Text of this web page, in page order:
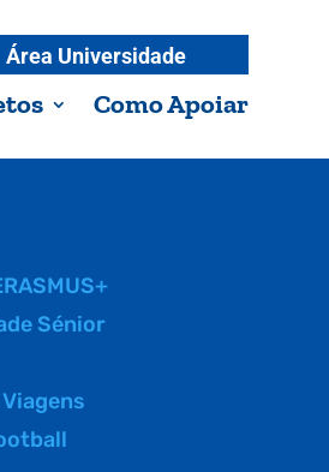
Área Universidade
Como Apoiar
Sénior